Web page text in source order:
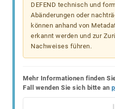
DEFEND technisch und
Abänderungen oder
können anhand von
erkannt werden und zur
Nachweises führen.
Mehr Informationen finden
Fall wenden Sie sich bitte an